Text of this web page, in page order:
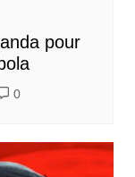
pour
0